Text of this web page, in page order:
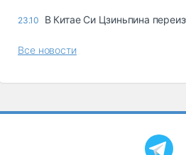
23.10 В Китае Си Цзиньпина
Все новости